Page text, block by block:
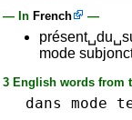
— In French —
mode
3 English words from
dans mode